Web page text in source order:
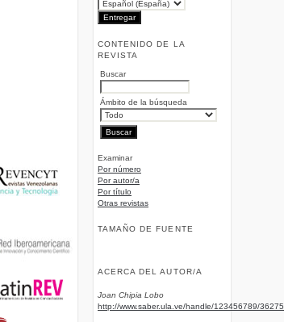
CONTENIDO DE LA
REVISTA
Buscar
Ámbito de la búsqueda
Examinar
Por número
Por autor/a
Por título
Otras revistas
TAMAÑO DE FUENTE
ACERCA DEL AUTOR/A
Joan Chipia Lobo
http://www.saber.ula.ve/handle/123456789/36275